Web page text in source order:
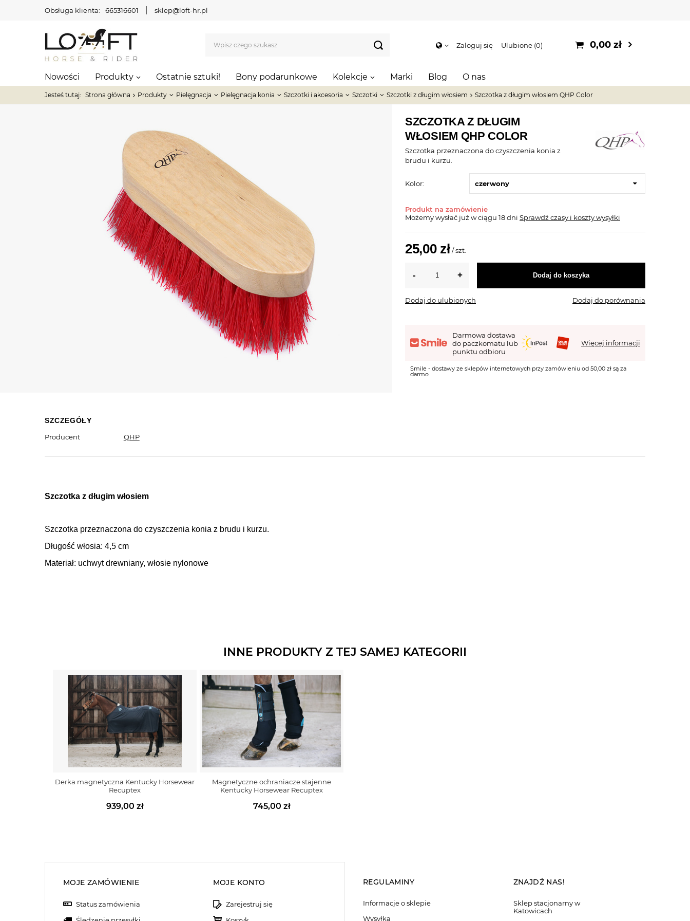
Obsługa klienta: 665316601 sklep@loft-hr.pl
Zaloguj się Ulubione 0 0,00 zł
Nowości Produkty Ostatnie sztuki! Bony podarunkowe Kolekcje Marki Blog O nas
Jesteś tutaj: Strona główna Produkty Pielęgnacja Pielęgnacja konia Szczotki i akcesoria Szczotki Szczotki z długim włosiem Szczotka z długim włosiem QHP Color
SZCZOTKA Z DŁUGIM
WŁOSIEM QHP COLOR
Szczotka przeznaczona do czyszczenia konia z
brudu i kurzu.
Kolor: czerwony
Produkt na zamówienie
Możemy wysłać już w ciągu 18 dni Sprawdź czasy i koszty wysyłki
25,00 zł /szt.
Dodaj do koszyka
Dodaj do ulubionych Dodaj do porównania
Darmowa dostawa
do paczkomatu lub
punktu odbioru
Więcej informacji
Smile - dostawy ze sklepów internetowych przy zamówieniu od 50,00 zł są za
darmo
SZCZEGÓŁY
Producent
QHP
Szczotka z długim włosiem
Szczotka przeznaczona do czyszczenia konia z brudu i kurzu.
Długość włosia: 4,5 cm
Materiał: uchwyt drewniany, włosie nylonowe
INNE PRODUKTY Z TEJ SAMEJ KATEGORII
Derka magnetyczna Kentucky Horsewear
Recuptex
939,00 zł
Magnetyczne ochraniacze stajenne
Kentucky Horsewear Recuptex
745,00 zł
MOJE ZAMÓWIENIE
Status zamówienia
MOJE KONTO
Zarejestruj się
REGULAMINY
Informacje o sklepie
Wysyłka
ZNAJDŹ NAS!
Sklep stacjonarny w
Katowicach